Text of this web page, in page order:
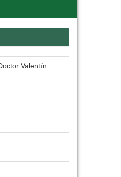
Valentín